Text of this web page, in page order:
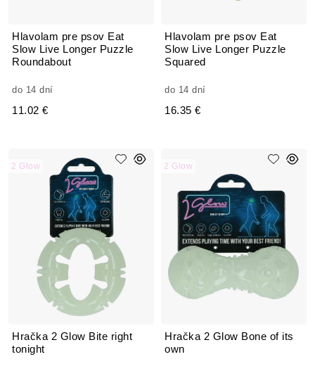
Hlavolam pre psov Eat
Slow Live Longer Puzzle
Roundabout
do 14 dní
11.02 €
Hlavolam pre psov Eat
Slow Live Longer Puzzle
Squared
do 14 dní
16.35 €
Hračka 2 Glow Bite right
tonight
2 Glow
Hračka 2 Glow Bone of its
own
2 Glow